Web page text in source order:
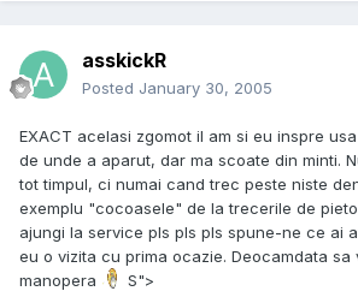
asskickR
Posted January 30, 2005
EXACT acelasi zgomot il am si eu inspre
de unde a aparut, dar ma scoate din minti.
tot timpul, ci numai cand trec peste niste
exemplu "cocoasele" de la trecerile de
ajungi la service pls pls pls spune-ne ce ai
eu o vizita cu prima ocazie. Deocamdata sa
manopera
S">